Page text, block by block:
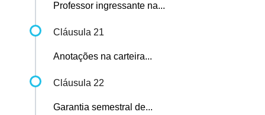
Professor ingressante na...
Cláusula 21
Anotações na carteira...
Cláusula 22
Garantia semestral de...